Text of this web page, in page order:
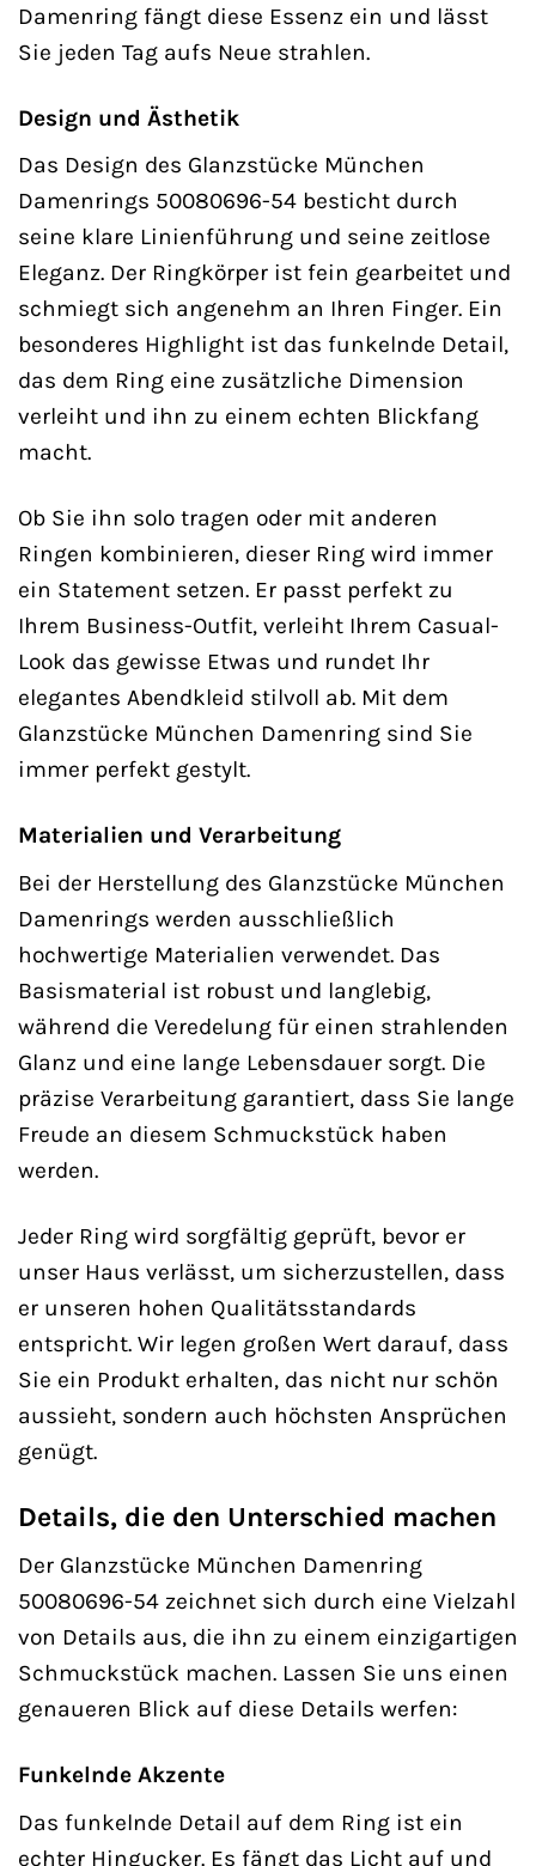
Damenring fängt diese Essenz ein und lässt
Sie jeden Tag aufs Neue strahlen.
Design und Ästhetik
Das Design des Glanzstücke München
Damenrings 50080696-54 besticht durch
seine klare Linienführung und seine zeitlose
Eleganz. Der Ringkörper ist fein gearbeitet und
schmiegt sich angenehm an Ihren Finger. Ein
besonderes Highlight ist das funkelnde Detail,
das dem Ring eine zusätzliche Dimension
verleiht und ihn zu einem echten Blickfang
macht.
Ob Sie ihn solo tragen oder mit anderen
Ringen kombinieren, dieser Ring wird immer
ein Statement setzen. Er passt perfekt zu
Ihrem Business-Outfit, verleiht Ihrem Casual-
Look das gewisse Etwas und rundet Ihr
elegantes Abendkleid stilvoll ab. Mit dem
Glanzstücke München Damenring sind Sie
immer perfekt gestylt.
Materialien und Verarbeitung
Bei der Herstellung des Glanzstücke München
Damenrings werden ausschließlich
hochwertige Materialien verwendet. Das
Basismaterial ist robust und langlebig,
während die Veredelung für einen strahlenden
Glanz und eine lange Lebensdauer sorgt. Die
präzise Verarbeitung garantiert, dass Sie lange
Freude an diesem Schmuckstück haben
werden.
Jeder Ring wird sorgfältig geprüft, bevor er
unser Haus verlässt, um sicherzustellen, dass
er unseren hohen Qualitätsstandards
entspricht. Wir legen großen Wert darauf, dass
Sie ein Produkt erhalten, das nicht nur schön
aussieht, sondern auch höchsten Ansprüchen
genügt.
Details, die den Unterschied machen
Der Glanzstücke München Damenring
50080696-54 zeichnet sich durch eine Vielzahl
von Details aus, die ihn zu einem einzigartigen
Schmuckstück machen. Lassen Sie uns einen
genaueren Blick auf diese Details werfen:
Funkelnde Akzente
Das funkelnde Detail auf dem Ring ist ein
echter Hingucker. Es fängt das Licht auf und